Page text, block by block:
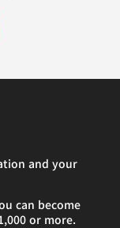
and your
can become
or more.